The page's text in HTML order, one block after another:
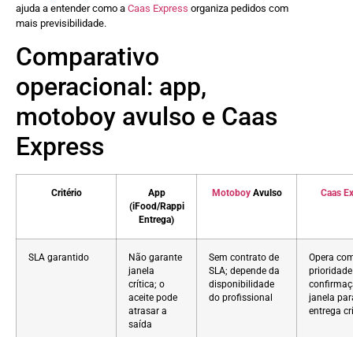
ajuda a entender como a Caas Express organiza pedidos com
mais previsibilidade.
Comparativo
operacional: app,
motoboy avulso e Caas
Express
Critério
App
(iFood/Rappi
Entrega)
MotoboyAvulso Caas
SLA garantido
Não garante
janela
crítica; o
aceite pode
atrasar a
saída
Sem contrato de
SLA; depende da
disponibilidade
do profissional
Opera
prioridade
janela
entrega